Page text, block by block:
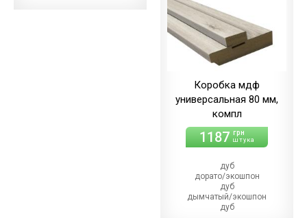
мерсо/ПВХ
(+21.00 грн)
дуб
светлый/экошпон
дуб
шале/ПВХ
(+21.00 грн)
Коробка мдф
универсальная 80 мм,
компл
1187 грн
штука
дуб
дорато/экошпон
дуб
дымчатый/экошпон
дуб